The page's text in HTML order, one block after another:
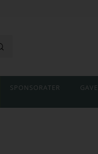
SPONSORATER